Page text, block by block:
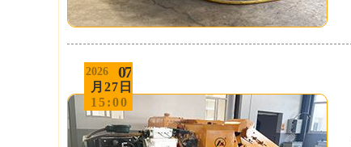
2026 07
月27日
15:00